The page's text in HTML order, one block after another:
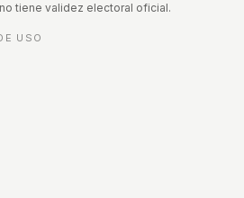
tiene validez electoral oficial.
USO